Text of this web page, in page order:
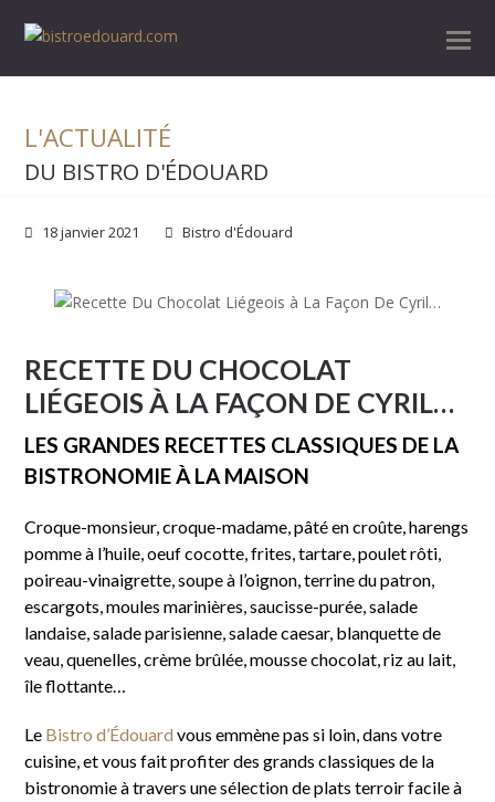
L'ACTUALITÉ
DU BISTRO D'ÉDOUARD
18 janvier 2021 Bistro d'Édouard
RECETTE DU CHOCOLAT
LIÉGEOIS À LA FAÇON DE CYRIL…
LES GRANDES RECETTES CLASSIQUES DE LA
BISTRONOMIE À LA MAISON
Croque-monsieur, croque-madame, pâté en croûte, harengs
pomme à l’huile, oeuf cocotte, frites, tartare, poulet rôti,
poireau-vinaigrette, soupe à l’oignon, terrine du patron,
escargots, moules marinières, saucisse-purée, salade
landaise, salade parisienne, salade caesar, blanquette de
veau, quenelles, crème brûlée, mousse chocolat, riz au lait,
île flottante…
Le Bistro d’Édouard vous emmène pas si loin, dans votre
cuisine, et vous fait profiter des grands classiques de la
bistronomie à travers une sélection de plats terroir facile à